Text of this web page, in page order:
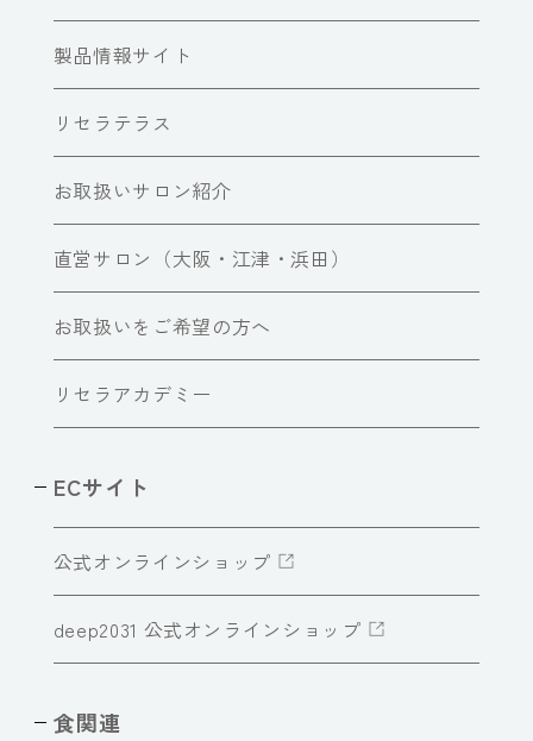
製品情報サイト
リセラテラス
お取扱いサロン紹介
直営サロン（大阪・江津・浜田）
お取扱いをご希望の方へ
リセラアカデミー
ECサイト
公式オンラインショップ
deep2031 公式オンラインショップ
食関連